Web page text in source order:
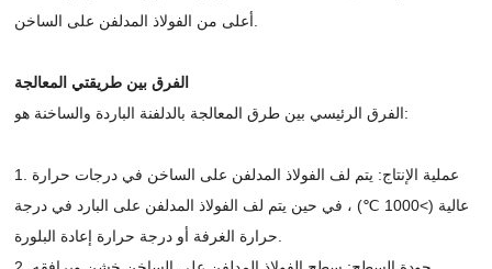
الفرق بين طريقتي المعالجة
الفرق الرئيسي بين طرق المعالجة بالدلفنة الباردة والساخنة هو:
1. عملية الإنتاج: يتم لف الفولاذ المدلفن على الساخن في درجات حرارة
عالية (>1000 ℃) ، في حين يتم لف الفولاذ المدلفن على البارد في درجة